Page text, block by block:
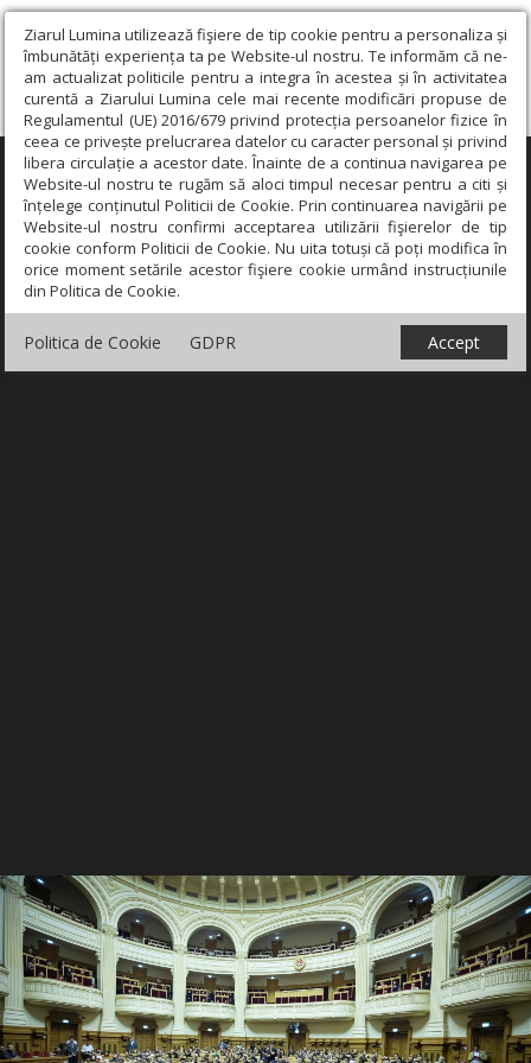
Ziarul Lumina utilizează fişiere de tip cookie pentru a personaliza și
îmbunătăți experiența ta pe Website-ul nostru. Te informăm că ne-
am actualizat politicile pentru a integra în acestea și în activitatea
curentă a Ziarului Lumina cele mai recente modificări propuse de
Regulamentul (UE) 2016/679 privind protecția persoanelor fizice în
ceea ce privește prelucrarea datelor cu caracter personal și privind
libera circulație a acestor date. Înainte de a continua navigarea pe
Website-ul nostru te rugăm să aloci timpul necesar pentru a citi și
înțelege conținutul Politicii de Cookie. Prin continuarea navigării pe
Website-ul nostru confirmi acceptarea utilizării fişierelor de tip
cookie conform Politicii de Cookie. Nu uita totuși că poți modifica în
orice moment setările acestor fişiere cookie urmând instrucțiunile
din Politica de Cookie.
Politica de Cookie GDPR Accept
×